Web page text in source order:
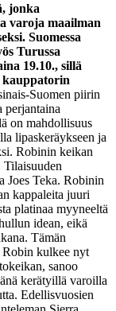
jonka
varoja maailman
Suomessa
Turussa
19.10., sillä
kauppatorin
Suomen piirin
perjantaina
on mahdollisuus
lipaskeräykseen ja
Robinin keikan
Tilaisuuden
Joes Teka. Robinin
kappaleita juuri
platinaa myyneeltä
idean, eikä
Tämän
Robin kulkee nyt
sanoo
kerätyillä varoilla
Edellisvuosien